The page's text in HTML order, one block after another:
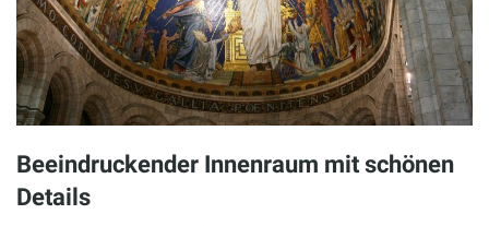
Beeindruckender Innenraum mit schönen
Details